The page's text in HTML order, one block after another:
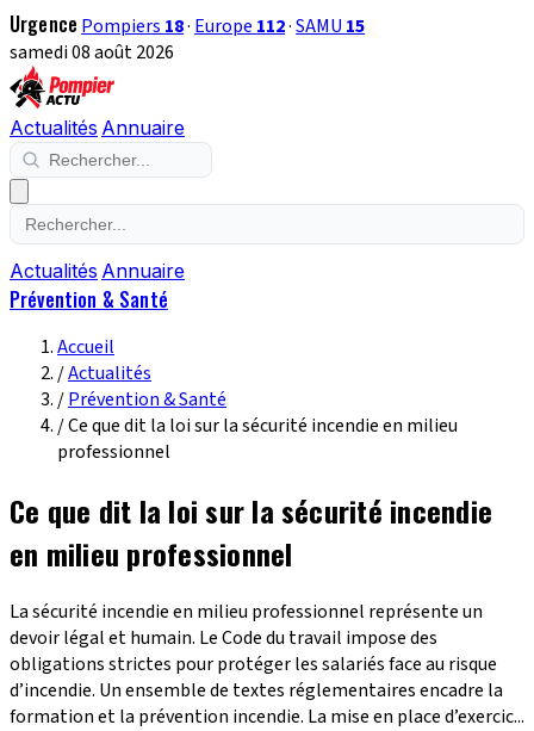
Urgence Pompiers 18· Europe 112·SAMU 15
samedi 08 août 2026
Actualités Annuaire
Actualités Annuaire
Prévention & Santé
Accueil
/Actualités
/Prévention & Santé
/Ce que dit la loi sur la sécurité incendie en milieu
professionnel
Ce que dit la loi sur la sécurité incendie
en milieu professionnel
La sécurité incendie en milieu professionnel représente un
devoir légal et humain. Le Code du travail impose des
obligations strictes pour protéger les salariés face au risque
d’incendie. Un ensemble de textes réglementaires encadre la
formation et la prévention incendie. La mise en place d’exercic...